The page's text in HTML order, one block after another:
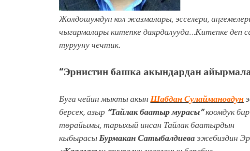
Жолдошумдун кол жазмалары, эсселери,
чыгармалары китепке даярдалууда…Китепке деп
турууну чечтик.
“Эрнистин башка акындардан
Буга чейин мыкты акынШабдан Сулаймановдун
берсек, азыр “Тайлак баатыр мурасы”коомдук
төрайымы, тарыхый инсан Тайлак баатырдын
кыбырасыБурмакан Сатыбалдиеваэжебиздин